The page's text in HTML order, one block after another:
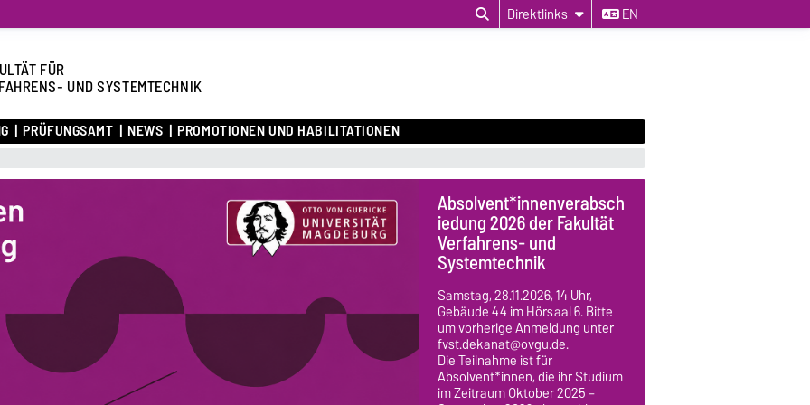
Direktlinks EN
FÜR
UND SYSTEMTECHNIK
PRÜFUNGSAMT NEWS PROMOTIONEN UND HABILITATIONEN
Absolvent*innenverabsch
iedung 2026 der Fakultät
Verfahrens- und
Systemtechnik
Samstag, 28.11.2026, 14 Uhr,
Gebäude 44 im Hörsaal 6. Bitte
um vorherige Anmeldung unter
fvst.dekanat@ovgu.de.
Die Teilnahme ist für
Absolvent*innen, die ihr Studium
im Zeitraum Oktober 2025 –